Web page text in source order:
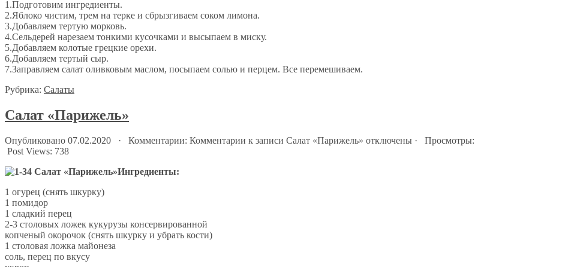
1.Подготовим ингредиенты.
2.Яблоко чистим, трем на терке и сбрызгиваем соком лимона.
3.Добавляем тертую морковь.
4.Сельдерей нарезаем тонкими кусочками и высыпаем в миску.
5.Добавляем колотые грецкие орехи.
6.Добавляем тертый сыр.
7.Заправляем салат оливковым маслом, посыпаем солью и перцем. Все перемешиваем.
Рубрика: Салаты
Салат «Парижель»
Опубликовано 07.02.2020 · Комментарии: Комментарии к записи Салат «Парижель» отключены · Просмотры:
Post Views: 738
Ингредиенты:
1 огурец (снять шкурку)
1 помидор
1 сладкий перец
2-3 столовых ложек кукурузы консервированной
копченый окорочок (снять шкурку и убрать кости)
1 столовая ложка майонеза
соль, перец по вкусу